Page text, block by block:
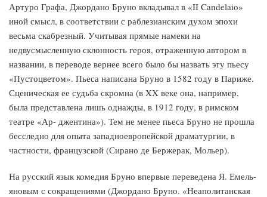
Артуро Гра­фа, Джордано Бруно вкладывал в «II Candelaio»
иной смысл, в со­ответствии с раблезианским духом эпохи
весьма скабрезный. Учиты­вая прямые намеки на
недвусмысленную склонность героя, отражен­ную автором в
названии, в переводе вернее всего было бы назвать эту пьесу
«Пустоцветом». Пьеса написана Бруно в 1582 году в Пари­же.
Сценическая ее судьба скромна (в XX веке она, например,
была представлена лишь однажды, в 1912 году, в римском
театре «Ар- джентина»). Тем не менее пьеса Бруно не прошла
бесследно для опыта западноевропейской драматургии, в
частности, французской (Сирано де Бержерак, Мольер).
На русский язык комедия Бруно впервые переведена Я. Емель­
яновым с сокращениями (Джордано Бруно. «Неаполитанская